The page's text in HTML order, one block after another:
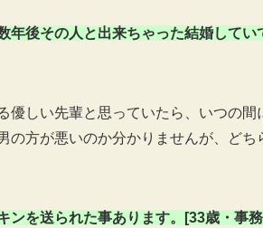
後その人と出来ちゃった結婚してい
優しい先輩と思っていたら、いつの間
の方が悪いのか分かりませんが、どち
ンを送られた事あります。[33歳・事